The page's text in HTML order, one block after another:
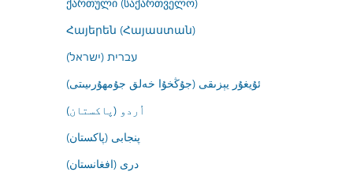
Հայերեն (Հայաստան)
עברית (ישראל)
ئۇيغۇر يېزىقى (جۇڭخۇا خەلق جۇمھۇرىيىتى)
اُردو (پاکستان)
پنجابی (پاکستان)
درى (افغانستان)